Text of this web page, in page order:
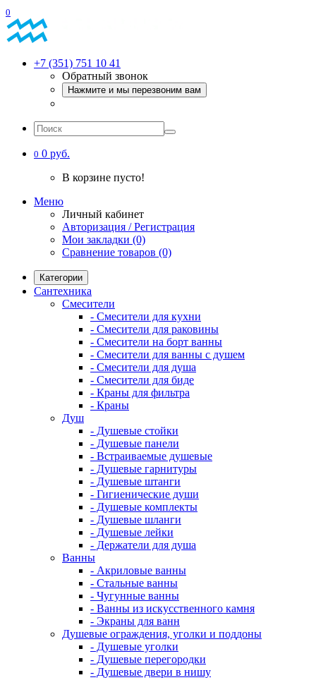
0
+7 (351) 751 10 41
Обратный звонок
Нажмите и мы перезвоним вам
0 0 руб.
В корзине пусто!
Меню
Личный кабинет
Авторизация / Регистрация
Мои закладки (0)
Сравнение товаров (0)
Категории
Сантехника
Смесители
- Смесители для кухни
- Смесители для раковины
- Смесители на борт ванны
- Смесители для ванны с душем
- Смесители для душа
- Смесители для биде
- Краны для фильтра
- Краны
Душ
- Душевые стойки
- Душевые панели
- Встраиваемые душевые
- Душевые гарнитуры
- Душевые штанги
- Гигиенические души
- Душевые комплекты
- Душевые шланги
- Душевые лейки
- Держатели для душа
Ванны
- Акриловые ванны
- Стальные ванны
- Чугунные ванны
- Ванны из искусственного камня
- Экраны для ванн
Душевые ограждения, уголки и поддоны
- Душевые уголки
- Душевые перегородки
- Душевые двери в нишу